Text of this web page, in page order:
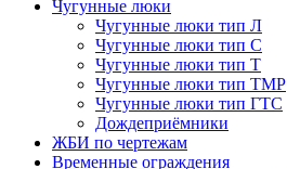
Чугунные люки
Чугунные люки тип Л
Чугунные люки тип С
Чугунные люки тип Т
Чугунные люки тип ТМР
Чугунные люки тип ГТС
Дождеприёмники
ЖБИ по чертежам
Временные ограждения